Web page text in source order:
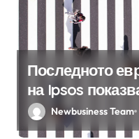
Последното
на Ipsos
гъвкавата
бизнес в
Newbusiness Team